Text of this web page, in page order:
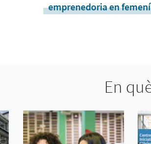
emprenedoria en femení
En